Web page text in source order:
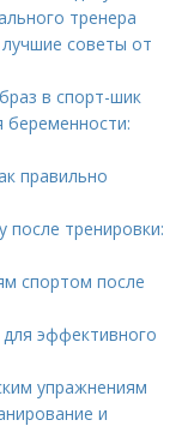
тренера
советы от
в спорт-шик
правильно
после тренировки:
спортом после
эффективного
упражнениям
и